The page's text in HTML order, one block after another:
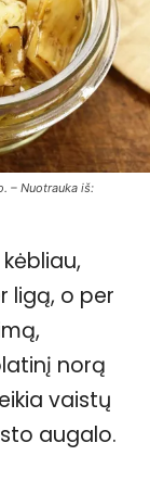
– Nuotrauka iš:
ligą, o per
norą
vaistų
augalo.